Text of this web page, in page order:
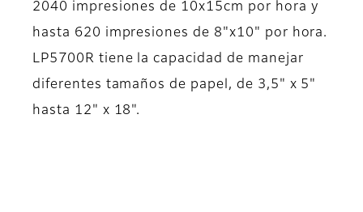
2040 impresiones de 10x15cm por hora y
hasta 620 impresiones de 8"x10" por hora.
LP5700R tiene la capacidad de manejar
diferentes tamaños de papel, de 3,5" x 5"
hasta 12" x 18".